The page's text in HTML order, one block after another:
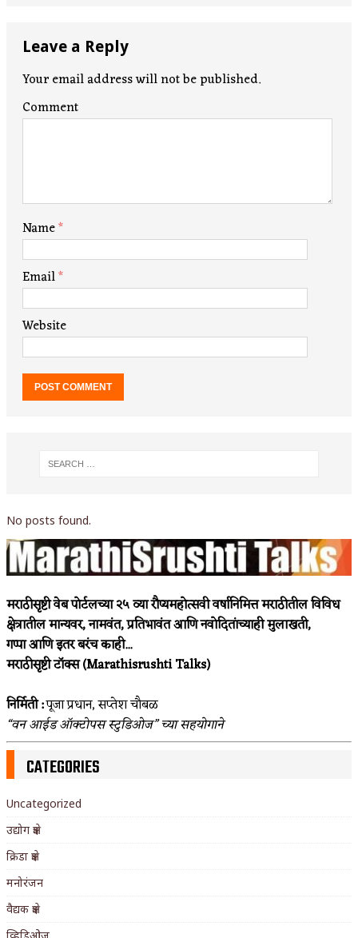
Leave a Reply
Your email address will not be published.
Comment
Name*
Email*
Website
No posts found.
मराठीसृष्टी वेब पोर्टलच्या २५ व्या रौप्यमहोत्सवी वर्षानिमित्त मराठीतील विविध
क्षेत्रातील मान्यवर, नामवंत, प्रतिभावंत आणि नवोदितांच्याही मुलाखती,
गप्पा आणि इतर बरंच काही...
मराठीसृष्टी टॉक्स (Marathisrushti Talks)
निर्मिती :पूजा प्रधान, सप्तेश चौबळ
“वन आईड ऑक्टोपस स्टुडिओज” च्या सहयोगाने
CATEGORIES
Uncategorized
उद्योग क्षेत्र
क्रिडा क्षेत्र
मनोरंजन
वैद्यक क्षेत्र